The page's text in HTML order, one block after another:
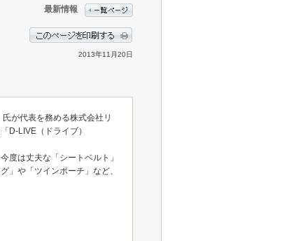
最新情報
2013年11月20日
が代表を務める株式会社リ
D-LIVE（ドライブ）
度は丈夫な「シートベルト」
」や「ツインポーチ」など、